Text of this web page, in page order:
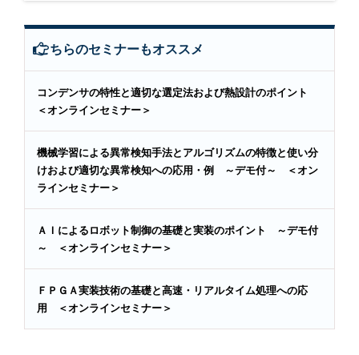
こちらのセミナーもオススメ
コンデンサの特性と適切な選定法および熱設計のポイント
＜オンラインセミナー＞
機械学習による異常検知手法とアルゴリズムの特徴と使い分
けおよび適切な異常検知への応用・例 ～デモ付～ ＜オン
ラインセミナー＞
ＡＩによるロボット制御の基礎と実装のポイント ～デモ付
～ ＜オンラインセミナー＞
ＦＰＧＡ実装技術の基礎と高速・リアルタイム処理への応
用 ＜オンラインセミナー＞